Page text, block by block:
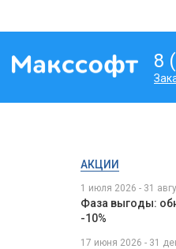
8
АКЦИИ
1 июля 2026 - 31
Фаза выгоды:
-10%
17 июня 2026 - 31